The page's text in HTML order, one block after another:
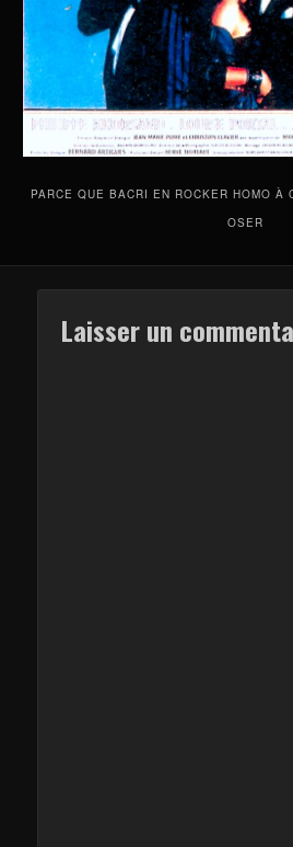
PARCE QUE BACRI EN ROCKER HOMO À
OSER
Laisser un